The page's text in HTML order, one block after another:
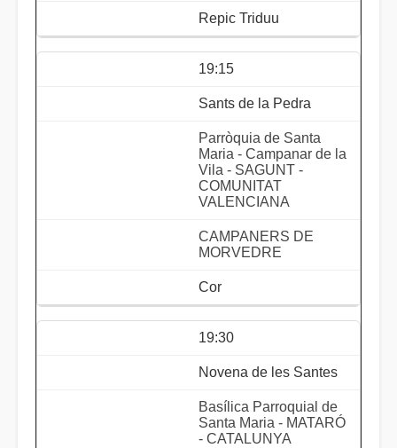
Repic Triduu
19:15
Sants de la Pedra
Parròquia de Santa
Maria - Campanar de la
Vila - SAGUNT -
COMUNITAT
VALENCIANA
CAMPANERS DE
MORVEDRE
Cor
19:30
Novena de les Santes
Basílica Parroquial de
Santa Maria - MATARÓ
- CATALUNYA